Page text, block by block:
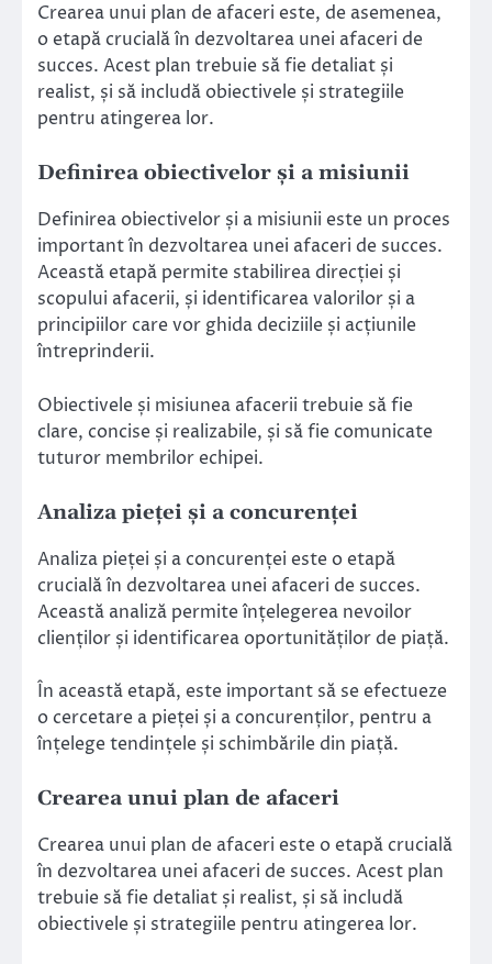
Crearea unui plan de afaceri este, de asemenea,
o etapă crucială în dezvoltarea unei afaceri de
succes. Acest plan trebuie să fie detaliat și
realist, și să includă obiectivele și strategiile
pentru atingerea lor.
Definirea obiectivelor și a misiunii
Definirea obiectivelor și a misiunii este un proces
important în dezvoltarea unei afaceri de succes.
Această etapă permite stabilirea direcției și
scopului afacerii, și identificarea valorilor și a
principiilor care vor ghida deciziile și acțiunile
întreprinderii.
Obiectivele și misiunea afacerii trebuie să fie
clare, concise și realizabile, și să fie comunicate
tuturor membrilor echipei.
Analiza pieței și a concurenței
Analiza pieței și a concurenței este o etapă
crucială în dezvoltarea unei afaceri de succes.
Această analiză permite înțelegerea nevoilor
clienților și identificarea oportunităților de piață.
În această etapă, este important să se efectueze
o cercetare a pieței și a concurenților, pentru a
înțelege tendințele și schimbările din piață.
Crearea unui plan de afaceri
Crearea unui plan de afaceri este o etapă crucială
în dezvoltarea unei afaceri de succes. Acest plan
trebuie să fie detaliat și realist, și să includă
obiectivele și strategiile pentru atingerea lor.